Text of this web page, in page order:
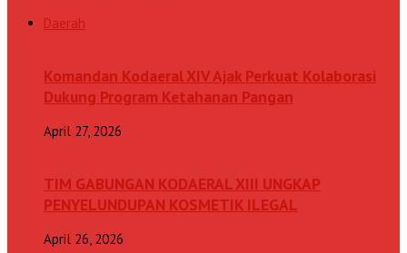
Daerah
Komandan Kodaeral XIV Ajak Perkuat Kolaborasi
Dukung Program Ketahanan Pangan
April 27, 2026
TIM GABUNGAN KODAERAL XIII UNGKAP
PENYELUNDUPAN KOSMETIK ILEGAL
April 26, 2026